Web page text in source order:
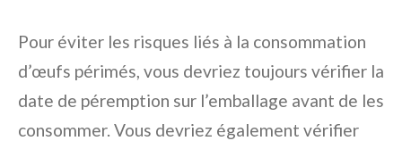
Pour éviter les risques liés à la consommation
d’œufs périmés, vous devriez toujours vérifier la
date de péremption sur l’emballage avant de les
consommer. Vous devriez également vérifier